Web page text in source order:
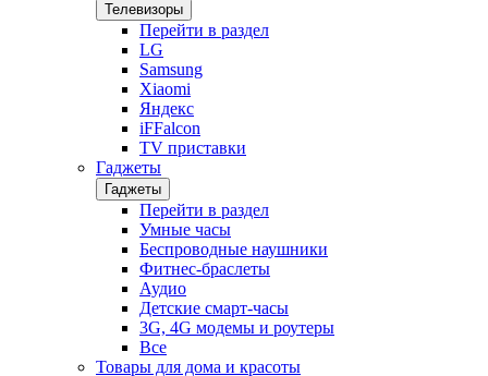
Телевизоры
Перейти в раздел
LG
Samsung
Xiaomi
Яндекс
iFFalcon
TV приставки
Гаджеты
Гаджеты
Перейти в раздел
Умные часы
Беспроводные наушники
Фитнес-браслеты
Аудио
Детские смарт-часы
3G, 4G модемы и роутеры
Все
Товары для дома и красоты